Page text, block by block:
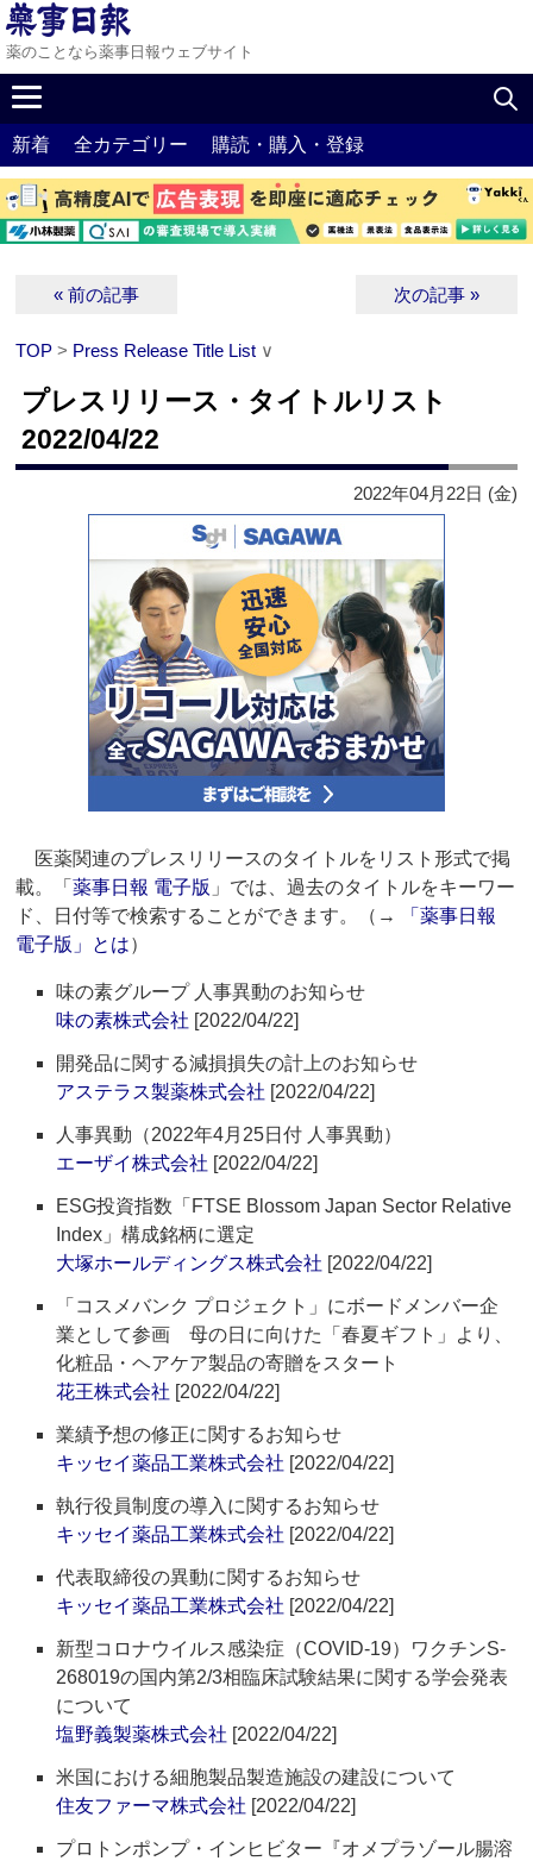
薬のことなら薬事日報ウェブサイト
新着 全カテゴリー 購読・購入・登録
« 前の記事 次の記事 »
TOP > Press Release Title List ∨
プレスリリース・タイトルリスト
2022/04/22
2022年04月22日 (金)
医薬関連のプレスリリースのタイトルをリスト形式で掲
載。「薬事日報 電子版 」では、過去のタイトルをキーワー
ド、日付等で検索することができます。（→
「薬事日報
電子版」とは）
味の素グループ 人事異動のお知らせ
味の素株式会社 [2022/04/22]
開発品に関する減損損失の計上のお知らせ
アステラス製薬株式会社 [2022/04/22]
人事異動（2022年4月25日付 人事異動）
エーザイ株式会社 [2022/04/22]
ESG投資指数「FTSE Blossom Japan Sector Relative
Index」構成銘柄に選定
大塚ホールディングス株式会社 [2022/04/22]
「コスメバンク プロジェクト」にボードメンバー企
業として参画 母の日に向けた「春夏ギフト」より、
化粧品・ヘアケア製品の寄贈をスタート
花王株式会社 [2022/04/22]
業績予想の修正に関するお知らせ
キッセイ薬品工業株式会社 [2022/04/22]
執行役員制度の導入に関するお知らせ
キッセイ薬品工業株式会社 [2022/04/22]
代表取締役の異動に関するお知らせ
キッセイ薬品工業株式会社 [2022/04/22]
新型コロナウイルス感染症（COVID-19）ワクチンS-
268019の国内第2/3相臨床試験結果に関する学会発表
について
塩野義製薬株式会社 [2022/04/22]
米国における細胞製品製造施設の建設について
住友ファーマ株式会社 [2022/04/22]
プロトンポンプ・インヒビター『オメプラゾール腸溶